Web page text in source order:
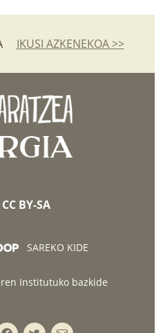
IKUSI AZKENEKOA >>
CC BY-SA
SAREKO KIDE
Institutuko bazkide